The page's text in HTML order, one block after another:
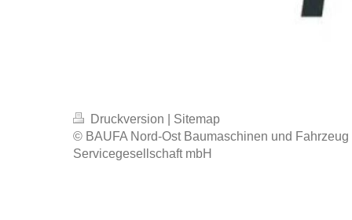
Druckversion
Sitemap
© BAUFA Nord-Ost Baumaschinen und
Servicegesellschaft mbH